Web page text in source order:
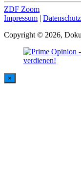
ZDF Zoom
Impressum | Datenschutz
Copyright © 2026,
×